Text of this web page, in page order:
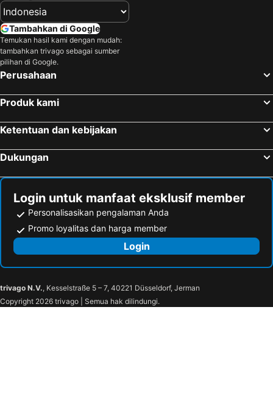
Tambahkan di Google
Temukan hasil kami dengan mudah:
tambahkan trivago sebagai sumber
pilihan di Google.
Perusahaan
Produk kami
Ketentuan dan kebijakan
Dukungan
Login untuk manfaat eksklusif member
Personalisasikan pengalaman Anda
Promo loyalitas dan harga member
Login
trivago N.V., Kesselstraße 5 – 7, 40221 Düsseldorf, Jerman
Copyright 2026 trivago | Semua hak dilindungi.